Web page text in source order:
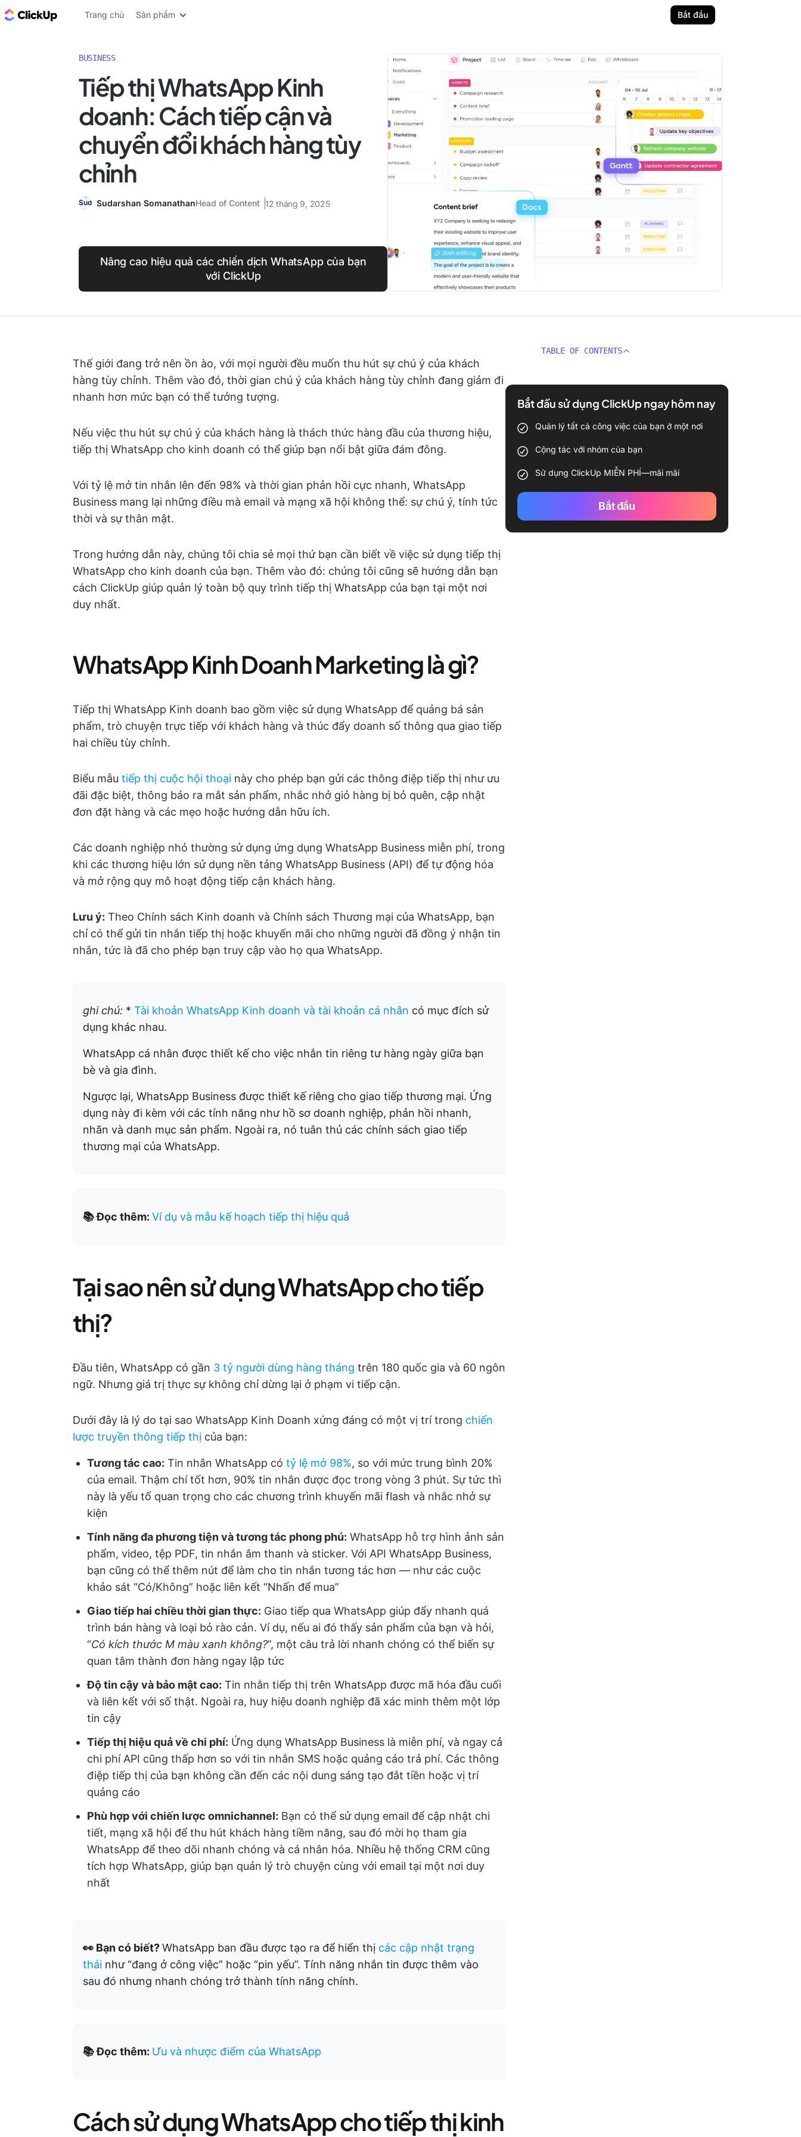
ClickUp Blog
Trang chủ Sản phẩm Bắt đầu
BUSINESS
Tiếp thị WhatsApp Kinh
doanh: Cách tiếp cận và
chuyển đổi khách hàng tùy
chỉnh
Sudarshan SomanathanHead of Content 12 tháng 9, 2025
Nâng cao hiệu quả các chiến dịch WhatsApp của bạn
với ClickUp
Thế giới đang trở nên ồn ào, với mọi người đều muốn thu hút sự chú ý của khách
hàng tùy chỉnh. Thêm vào đó, thời gian chú ý của khách hàng tùy chỉnh đang giảm đi
nhanh hơn mức bạn có thể tưởng tượng.
Nếu việc thu hút sự chú ý của khách hàng là thách thức hàng đầu của thương hiệu,
tiếp thị WhatsApp cho kinh doanh có thể giúp bạn nổi bật giữa đám đông.
Với tỷ lệ mở tin nhắn lên đến 98% và thời gian phản hồi cực nhanh, WhatsApp
Business mang lại những điều mà email và mạng xã hội không thể: sự chú ý, tính tức
thời và sự thân mật.
Trong hướng dẫn này, chúng tôi chia sẻ mọi thứ bạn cần biết về việc sử dụng tiếp thị
WhatsApp cho kinh doanh của bạn. Thêm vào đó: chúng tôi cũng sẽ hướng dẫn bạn
cách ClickUp giúp quản lý toàn bộ quy trình tiếp thị WhatsApp của bạn tại một nơi
duy nhất.
WhatsApp Kinh Doanh Marketing là gì?
Tiếp thị WhatsApp Kinh doanh bao gồm việc sử dụng WhatsApp để quảng bá sản
phẩm, trò chuyện trực tiếp với khách hàng và thúc đẩy doanh số thông qua giao tiếp
hai chiều tùy chỉnh.
Biểu mẫu tiếp thị cuộc hội thoại này cho phép bạn gửi các thông điệp tiếp thị như ưu
đãi đặc biệt, thông báo ra mắt sản phẩm, nhắc nhở giỏ hàng bị bỏ quên, cập nhật
đơn đặt hàng và các mẹo hoặc hướng dẫn hữu ích.
Các doanh nghiệp nhỏ thường sử dụng ứng dụng WhatsApp Business miễn phí, trong
khi các thương hiệu lớn sử dụng nền tảng WhatsApp Business (API) để tự động hóa
và mở rộng quy mô hoạt động tiếp cận khách hàng.
Lưu ý: Theo Chính sách Kinh doanh và Chính sách Thương mại của WhatsApp, bạn
chỉ có thể gửi tin nhắn tiếp thị hoặc khuyến mãi cho những người đã đồng ý nhận tin
nhắn, tức là đã cho phép bạn truy cập vào họ qua WhatsApp.
ghi chú: * Tài khoản WhatsApp Kinh doanh và tài khoản cá nhân có mục đích sử
dụng khác nhau.
WhatsApp cá nhân được thiết kế cho việc nhắn tin riêng tư hàng ngày giữa bạn
bè và gia đình.
Ngược lại, WhatsApp Business được thiết kế riêng cho giao tiếp thương mại. Ứng
dụng này đi kèm với các tính năng như hồ sơ doanh nghiệp, phản hồi nhanh,
nhãn và danh mục sản phẩm. Ngoài ra, nó tuân thủ các chính sách giao tiếp
thương mại của WhatsApp.
📚 Đọc thêm: Ví dụ và mẫu kế hoạch tiếp thị hiệu quả
Tại sao nên sử dụng WhatsApp cho tiếp
thị?
Đầu tiên, WhatsApp có gần 3 tỷ người dùng hàng tháng trên 180 quốc gia và 60 ngôn
ngữ. Nhưng giá trị thực sự không chỉ dừng lại ở phạm vi tiếp cận.
Dưới đây là lý do tại sao WhatsApp Kinh Doanh xứng đáng có một vị trí trong chiến
lược truyền thông tiếp thị của bạn:
Tương tác cao: Tin nhắn WhatsApp có tỷ lệ mở 98%, so với mức trung bình 20%
của email. Thậm chí tốt hơn, 90% tin nhắn được đọc trong vòng 3 phút. Sự tức thì
này là yếu tố quan trọng cho các chương trình khuyến mãi flash và nhắc nhở sự
kiện
Tính năng đa phương tiện và tương tác phong phú: WhatsApp hỗ trợ hình ảnh sản
phẩm, video, tệp PDF, tin nhắn âm thanh và sticker. Với API WhatsApp Business,
bạn cũng có thể thêm nút để làm cho tin nhắn tương tác hơn — như các cuộc
khảo sát “Có/Không” hoặc liên kết “Nhấn để mua”
Giao tiếp hai chiều thời gian thực: Giao tiếp qua WhatsApp giúp đẩy nhanh quá
trình bán hàng và loại bỏ rào cản. Ví dụ, nếu ai đó thấy sản phẩm của bạn và hỏi,
“Có kích thước M màu xanh không?”, một câu trả lời nhanh chóng có thể biến sự
quan tâm thành đơn hàng ngay lập tức
Độ tin cậy và bảo mật cao: Tin nhắn tiếp thị trên WhatsApp được mã hóa đầu cuối
và liên kết với số thật. Ngoài ra, huy hiệu doanh nghiệp đã xác minh thêm một lớp
tin cậy
Tiếp thị hiệu quả về chi phí: Ứng dụng WhatsApp Business là miễn phí, và ngay cả
chi phí API cũng thấp hơn so với tin nhắn SMS hoặc quảng cáo trả phí. Các thông
điệp tiếp thị của bạn không cần đến các nội dung sáng tạo đắt tiền hoặc vị trí
quảng cáo
Phù hợp với chiến lược omnichannel: Bạn có thể sử dụng email để cập nhật chi
tiết, mạng xã hội để thu hút khách hàng tiềm năng, sau đó mời họ tham gia
WhatsApp để theo dõi nhanh chóng và cá nhân hóa. Nhiều hệ thống CRM cũng
tích hợp WhatsApp, giúp bạn quản lý trò chuyện cùng với email tại một nơi duy
nhất
👀 Bạn có biết?WhatsApp ban đầu được tạo ra để hiển thị các cập nhật trạng
thái như “đang ở công việc” hoặc “pin yếu”. Tính năng nhắn tin được thêm vào
sau đó nhưng nhanh chóng trở thành tính năng chính.
📚 Đọc thêm: Ưu và nhược điểm của WhatsApp
Cách sử dụng WhatsApp cho tiếp thị kinh
TABLE OF CONTENTS
Bắt đầu sử dụng ClickUp ngay hôm nay
Quản lý tất cả công việc của bạn ở một nơi
Cộng tác với nhóm của bạn
Sử dụng ClickUp MIỄN PHÍ—mãi mãi
Bắt đầu